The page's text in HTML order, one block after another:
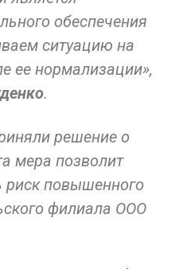
обеспечения
ситуацию на
ее нормализации»,
.
решение о
мера позволит
риск повышенного
филиала ООО